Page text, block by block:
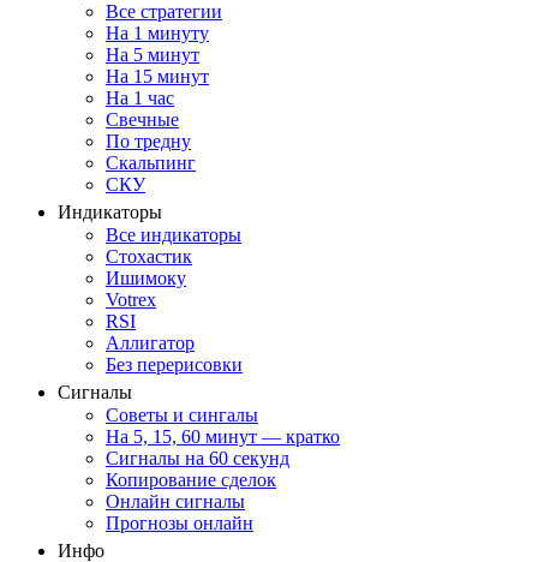
Все стратегии
На 1 минуту
На 5 минут
На 15 минут
На 1 час
Свечные
По тредну
Скальпинг
СКУ
Индикаторы
Все индикаторы
Стохастик
Ишимоку
Votrex
RSI
Аллигатор
Без перерисовки
Сигналы
Советы и сингалы
На 5, 15, 60 минут — кратко
Сигналы на 60 секунд
Копирование сделок
Онлайн сигналы
Прогнозы онлайн
Инфо